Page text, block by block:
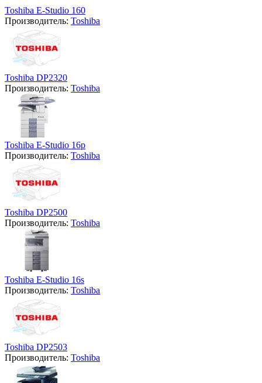
Toshiba E-Studio 160
Производитель: Toshiba
Toshiba DP2320
Производитель: Toshiba
Toshiba E-Studio 16p
Производитель: Toshiba
Toshiba DP2500
Производитель: Toshiba
Toshiba E-Studio 16s
Производитель: Toshiba
Toshiba DP2503
Производитель: Toshiba